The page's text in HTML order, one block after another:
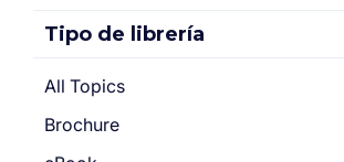
Tipo de librería
All Topics
Brochure